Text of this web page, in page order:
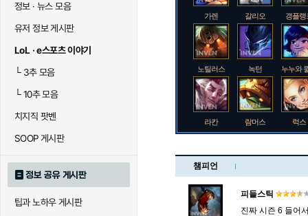
정보 · 뉴스 모음
유저 정보 게시판
LoL · e스포츠 이야기
└3추 모음
└10추 모음
치지직 팟벤
SOOP 게시판
정보 공유 게시판
팁과 노하우 게시판
가렌 갈리오 갱플랭
노틸러스 녹턴 누누와
라칸 람머스 럭스
챔피언
피들스틱
진짜 시즌 6 들어